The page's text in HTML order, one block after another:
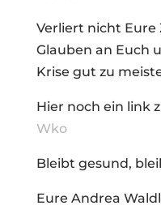
Verliert nicht Eure
Glauben an Euch
Krise gut zu
Hier noch ein link
Wko
Bleibt gesund,
Eure Andrea Waldl